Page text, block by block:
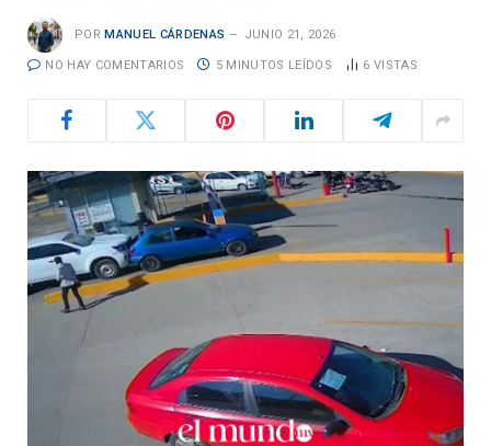
POR MANUEL CÁRDENAS JUNIO 21, 2026
NO HAY COMENTARIOS 5 MINUTOS LEÍDOS 6 VISTAS